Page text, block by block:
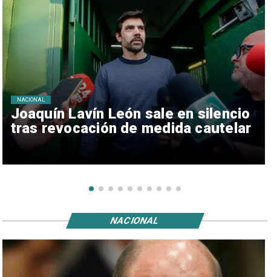
Joaquín Lavín León sale en silencio
tras revocación de medida cautelar
NACIONAL
NACIONAL